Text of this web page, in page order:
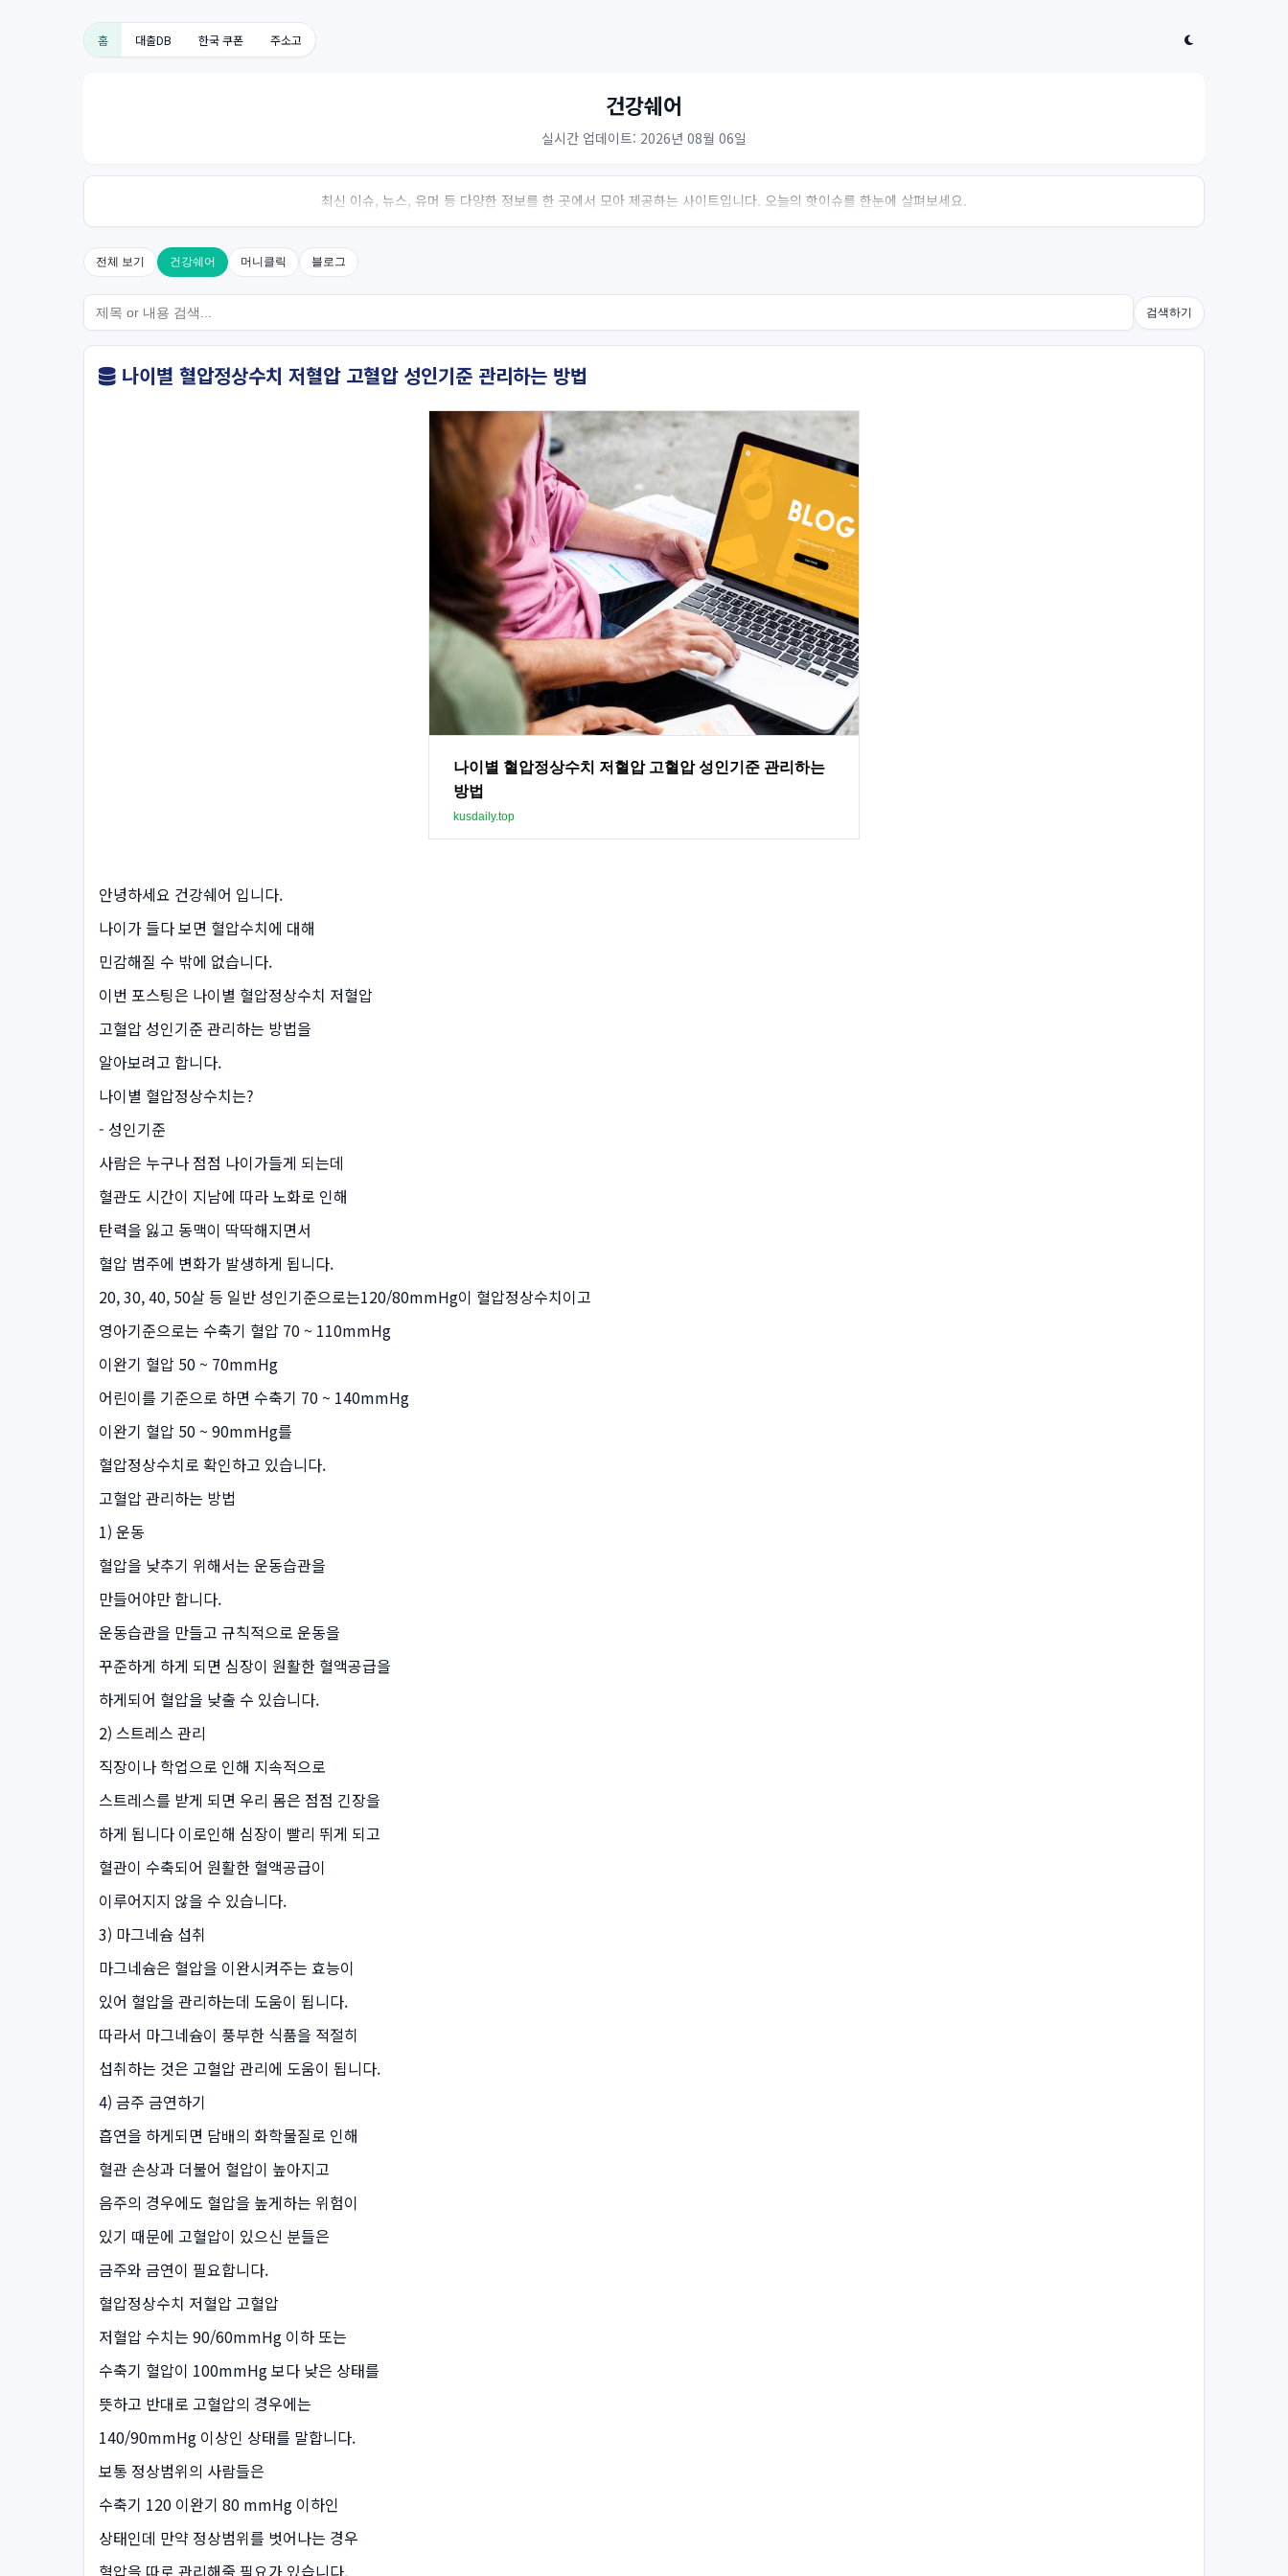
홈 대출DB 한국 쿠폰 주소고
건강쉐어
실시간 업데이트: 2026년 08월 06일
최신 이슈, 뉴스, 유머 등 다양한 정보를 한 곳에서 모아 제공하는 사이트입니다. 오늘의 핫이슈를 한눈에 살펴보세요.
전체 보기 건강쉐어 머니클릭 블로그
검색하기
나이별 혈압정상수치 저혈압 고혈압 성인기준 관리하는 방법
나이별 혈압정상수치 저혈압 고혈압 성인기준 관리하는
방법
kusdaily.top
안녕하세요 건강쉐어 입니다.
나이가 들다 보면 혈압수치에 대해
민감해질 수 밖에 없습니다.
이번 포스팅은 나이별 혈압정상수치 저혈압
고혈압 성인기준 관리하는 방법을
알아보려고 합니다.
나이별 혈압정상수치는?
- 성인기준
사람은 누구나 점점 나이가들게 되는데
혈관도 시간이 지남에 따라 노화로 인해
탄력을 잃고 동맥이 딱딱해지면서
혈압 범주에 변화가 발생하게 됩니다.
20, 30, 40, 50살 등 일반 성인기준으로는120/80mmHg이 혈압정상수치이고
영아기준으로는 수축기 혈압 70 ~ 110mmHg
이완기 혈압 50 ~ 70mmHg
어린이를 기준으로 하면 수축기 70 ~ 140mmHg
이완기 혈압 50 ~ 90mmHg를
혈압정상수치로 확인하고 있습니다.
고혈압 관리하는 방법
1) 운동
혈압을 낮추기 위해서는 운동습관을
만들어야만 합니다.
운동습관을 만들고 규칙적으로 운동을
꾸준하게 하게 되면 심장이 원활한 혈액공급을
하게되어 혈압을 낮출 수 있습니다.
2) 스트레스 관리
직장이나 학업으로 인해 지속적으로
스트레스를 받게 되면 우리 몸은 점점 긴장을
하게 됩니다 이로인해 심장이 빨리 뛰게 되고
혈관이 수축되어 원활한 혈액공급이
이루어지지 않을 수 있습니다.
3) 마그네슘 섭취
마그네슘은 혈압을 이완시켜주는 효능이
있어 혈압을 관리하는데 도움이 됩니다.
따라서 마그네슘이 풍부한 식품을 적절히
섭취하는 것은 고혈압 관리에 도움이 됩니다.
4) 금주 금연하기
흡연을 하게되면 담배의 화학물질로 인해
혈관 손상과 더불어 혈압이 높아지고
음주의 경우에도 혈압을 높게하는 위험이
있기 때문에 고혈압이 있으신 분들은
금주와 금연이 필요합니다.
혈압정상수치 저혈압 고혈압
저혈압 수치는 90/60mmHg 이하 또는
수축기 혈압이 100mmHg 보다 낮은 상태를
뜻하고 반대로 고혈압의 경우에는
140/90mmHg 이상인 상태를 말합니다.
보통 정상범위의 사람들은
수축기 120 이완기 80 mmHg 이하인
상태인데 만약 정상범위를 벗어나는 경우
혈압을 따로 관리해줄 필요가 있습니다.